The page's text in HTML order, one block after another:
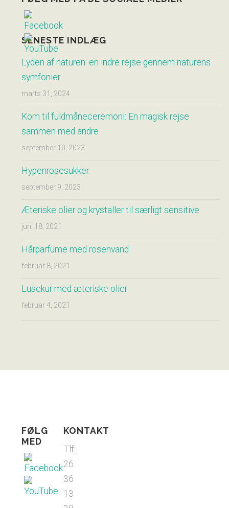
SENESTE INDLÆG
Lyden af naturen: en indre rejse gennem naturens
symfonier
marts 31, 2024
Kom til fuldmåneceremoni: En magisk rejse
sammen med andre
september 10, 2023
Hypenrosesukker
september 9, 2023
Æteriske olier og krystaller til særligt sensitive
juni 18, 2021
Hårparfume med rosenvand
februar 8, 2021
Lusekur med æteriske olier
februar 4, 2021
FØLG
MED
KONTAKT
Tlf:
26
36
13